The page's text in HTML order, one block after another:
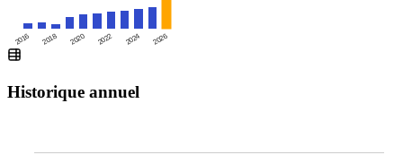
2016 2018 2020 2022 2024 2026
Historique annuel